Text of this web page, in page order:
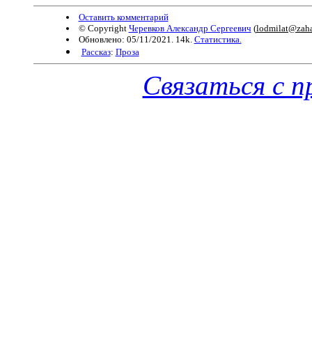
Оставить комментарий
© Copyright Черевков Александр Сергеевич (
Обновлено: 05/11/2021. 14k. Статистика.
Рассказ: Проза
Связаться с